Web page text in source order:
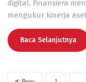
digital, Finansiera
mengukur kinerja
Baca Selanjutnya